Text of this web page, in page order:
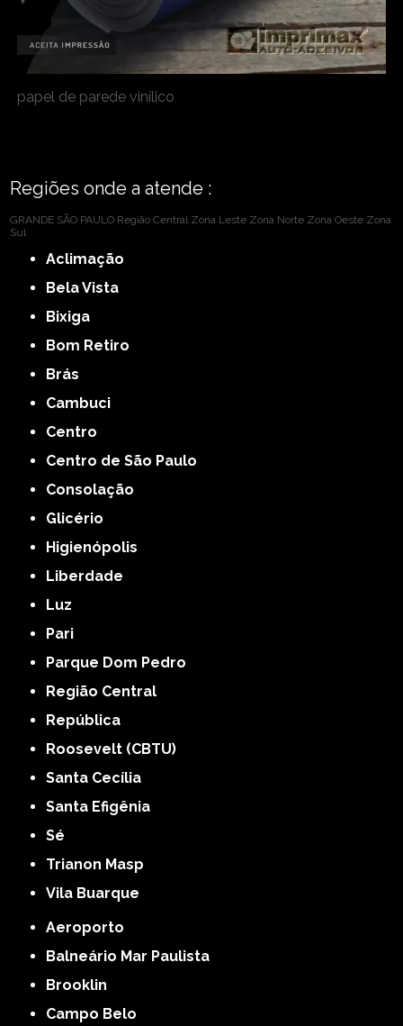
papel de parede vinílico
Regiões onde a atende :
GRANDE SÃO PAULO Região Central Zona Leste Zona Norte Zona Oeste Zona
Sul
Aclimação
Bela Vista
Bixiga
Bom Retiro
Brás
Cambuci
Centro
Centro de São Paulo
Consolação
Glicério
Higienópolis
Liberdade
Luz
Pari
Parque Dom Pedro
Região Central
República
Roosevelt (CBTU)
Santa Cecília
Santa Efigênia
Sé
Trianon Masp
Vila Buarque
Aeroporto
Balneário Mar Paulista
Brooklin
Campo Belo